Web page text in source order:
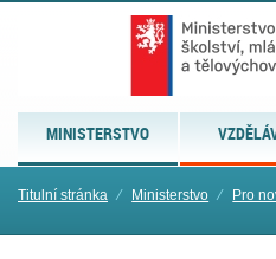
MINISTERSTVO
Titulní stránka ⁄ Ministerstvo ⁄ Pro